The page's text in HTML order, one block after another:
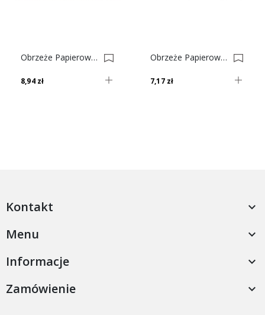
Obrzeże Papierowe Z Klejem Orzech Nr 40 0001604-0001630
8,94 zł
Obrzeże Papierowe Z Klejem Białe Nr 1 0001592-0001616
7,17 zł
Kontakt 
Menu 
Informacje 
Zamówienie 